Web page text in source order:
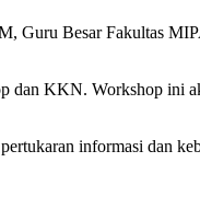
Besar Fakultas
KKN. Workshop ini
informasi dan